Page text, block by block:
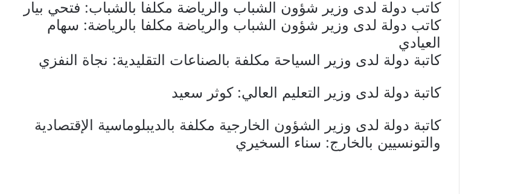
كاتب دولة لدى وزير شؤون الشباب والرياضة مكلفا بالشباب: فتحي بيار
كاتب دولة لدى وزير شؤون الشباب والرياضة مكلفا بالرياضة: سهام
العيادي
كاتبة دولة لدى وزير السياحة مكلفة بالصناعات التقليدية: نجاة النفزي
كاتبة دولة لدى وزير التعليم العالي: كوثر سعيد
كاتبة دولة لدى وزير الشؤون الخارجية مكلفة بالديبلوماسية الإقتصادية
والتونسيين بالخارج: سناء السخيري